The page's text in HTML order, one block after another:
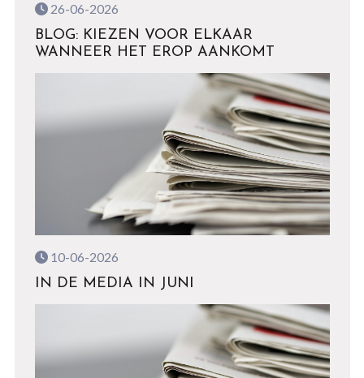
26-06-2026
BLOG: KIEZEN VOOR ELKAAR
WANNEER HET EROP AANKOMT
10-06-2026
IN DE MEDIA IN JUNI